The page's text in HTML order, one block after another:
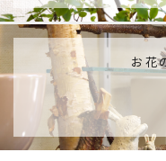
お花